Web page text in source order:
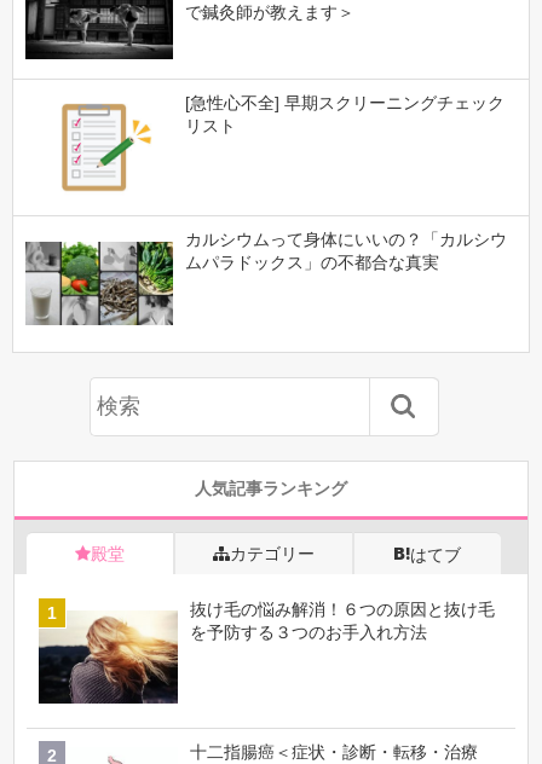
で鍼灸師が教えます＞
[急性心不全] 早期スクリーニングチェック
リスト
カルシウムって身体にいいの？「カルシウ
ムパラドックス」の不都合な真実
人気記事ランキング
殿堂 カテゴリー はてブ
抜け毛の悩み解消！６つの原因と抜け毛
を予防する３つのお手入れ方法
十二指腸癌＜症状・診断・転移・治療